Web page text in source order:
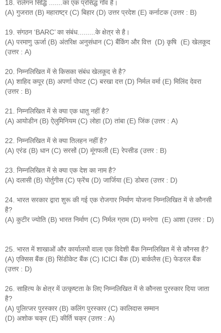
18. रालेगन सिद्धि .......का एक प्रसिद्ध गाँव है।
(A) गुजरात (B) महाराष्ट्र (C) बिहार (D) उत्तर प्रदेश (E) कर्नाटक (उत्तर : B)
19. संगठन ‘BARC’ का संबंध.........के क्षेत्र से है।
(A) परमाणु ऊर्जा (B) अंतरिक्ष अनुसंधान (C) बैंकिंग और वित्त (D) कृषि (E) खेलकूद
(उत्तर : A)
20. निम्नलिखित में से किसका संबंध खेलकूद से है?
(A) शाहिद कपूर (B) अपर्णा पोपट (C) बरखा दत्त (D) निर्मल वर्मा (E) मिलिंद देवरा
(उत्तर : B)
21. निम्नलिखित में से क्या एक धातु नहीं है?
(A) आयोडीन (B) ऐलुमिनियम (C) लोहा (D) तांबा (E) जिंक (उत्तर : A)
22. निम्नलिखित में से क्या तिलहन नहीं है?
(A) एरंड (B) धान (C) सरसों (D) मूंगफली (E) रेपसीड (उत्तर : B)
23. निम्नलिखित में से क्या एक देश का नाम है?
(A) दलासी (B) पोर्तुगीस (C) फ्रेंच (D) जार्जिया (E) डोबरा (उत्तर : D)
24. भारत सरकार द्वारा शुरू की गई एक रोजगार निर्माण योजना निम्नलिखित में से कौनसी
है?
(A) कुटीर ज्योति (B) भारत निर्माण (C) निर्मल ग्राम (D) मनरेगा (E) आशा (उत्तर : D)
25. भारत में शाखाओं और कार्यालयों वाला एक विदेशी बैंक निम्नलिखित में से कौनसा है?
(A) एक्सिस बैंक (B) सिंडीकेट बैंक (C) ICICI बैंक (D) बार्कलैस (E) फेडरल बैंक
(उत्तर : D)
26. साहित्य के क्षेत्र में उत्कृष्टता के लिए निम्नलिखित में से कौनसा पुरस्कार दिया जाता
है?
(A) पुलित्जर पुरस्कार (B) कलिंग पुरस्कार (C) कालिदास सम्मान
(D) अशोक चक्र (E) कीर्ति चक्र (उत्तर : A)